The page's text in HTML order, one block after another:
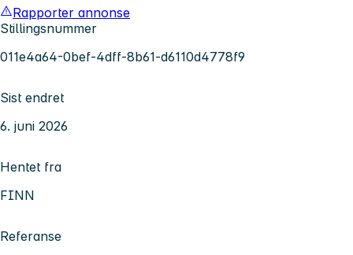
Rapporter annonse
Stillingsnummer
011e4a64-0bef-4dff-8b61-d6110d4778f9
Sist endret
6. juni 2026
Hentet fra
FINN
Referanse